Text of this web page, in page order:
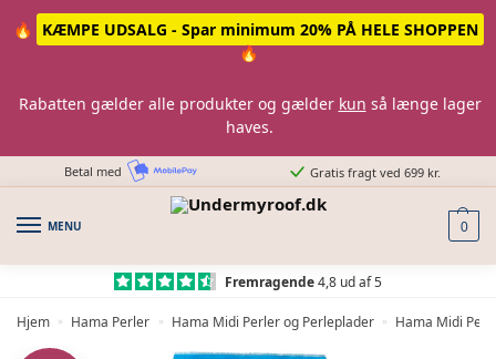
🔥
KÆMPE UDSALG - Spar minimum 20% PÅ HELE SHOPPEN
🔥
Rabatten gælder alle produkter og gælder kun så længe lager
haves.
Betal med Gratis fragt ved 699 kr.
MENU 0
Fremragende4,8 ud af 5
Hjem » Hama Perler » Hama Midi Perler og Perleplader » Hama Midi